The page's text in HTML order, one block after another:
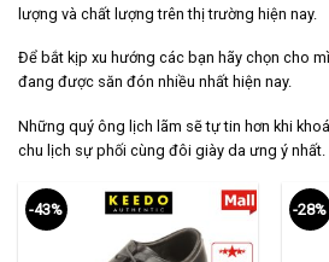
lượng và chất lượng trên thị trường hiện nay.
Để bắt kịp xu hướng các bạn hãy chọn cho
đang được săn đón nhiều nhất hiện nay.
Những quý ông lịch lãm sẽ tự tin hơn khi
chu lịch sự phối cùng đôi giày da ưng ý nhất.
-43% -28%